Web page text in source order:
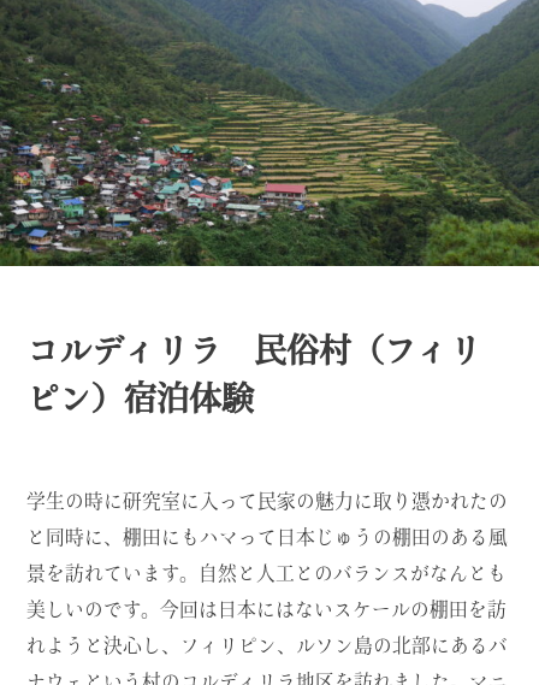
コルディリラ 民俗村（フィリ
ピン）宿泊体験
学生の時に研究室に入って民家の魅力に取り憑かれたの
と同時に、棚田にもハマって日本じゅうの棚田のある風
景を訪れています。自然と人工とのバランスがなんとも
美しいのです。今回は日本にはないスケールの棚田を訪
れようと決心し、フィリピン、ルソン島の北部にあるバ
ナウェという村のコルディリラ地区を訪れました。マニ